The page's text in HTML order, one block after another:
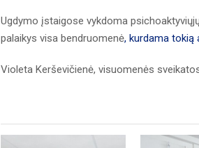
Ugdymo įstaigose vykdoma
palaikys visa bendruomenė, kurdama tokią
Violeta Kerševičienė, visuomenės